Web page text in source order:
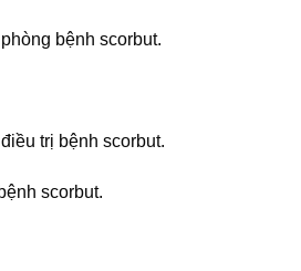
bệnh scorbut.
trị bệnh scorbut.
scorbut.